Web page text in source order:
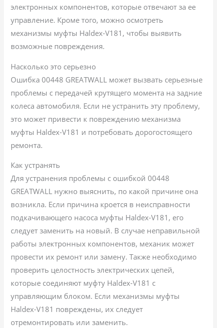
электронных компонентов, которые отвечают за ее
управление. Кроме того, можно осмотреть
механизмы муфты Haldex-V181, чтобы выявить
возможные повреждения.
Насколько это серьезно
Ошибка 00448 GREATWALL может вызвать серьезные
проблемы с передачей крутящего момента на задние
колеса автомобиля. Если не устранить эту проблему,
это может привести к повреждению механизма
муфты Haldex-V181 и потребовать дорогостоящего
ремонта.
Как устранять
Для устранения проблемы с ошибкой 00448
GREATWALL нужно выяснить, по какой причине она
возникла. Если причина кроется в неисправности
подкачивающего насоса муфты Haldex-V181, его
следует заменить на новый. В случае неправильной
работы электронных компонентов, механик может
провести их ремонт или замену. Также необходимо
проверить целостность электрических цепей,
которые соединяют муфту Haldex-V181 с
управляющим блоком. Если механизмы муфты
Haldex-V181 повреждены, их следует
отремонтировать или заменить.